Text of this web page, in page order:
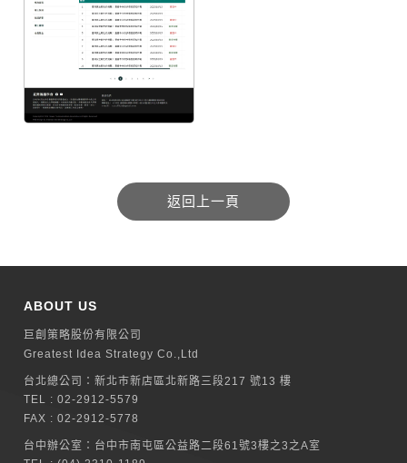
ABOUT US
巨創策略股份有限公司
Greatest Idea Strategy Co.,Ltd
台北總公司：新北巿新店區北新路三段217 號13 樓
TEL :02-2912-5579
FAX : 02-2912-5778
台中辦公室： 台中市南屯區公益路二段61號3樓之3之A室